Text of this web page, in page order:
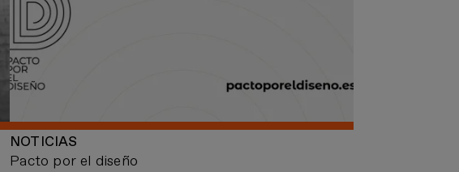
Pacto por el diseño
NOTICIAS